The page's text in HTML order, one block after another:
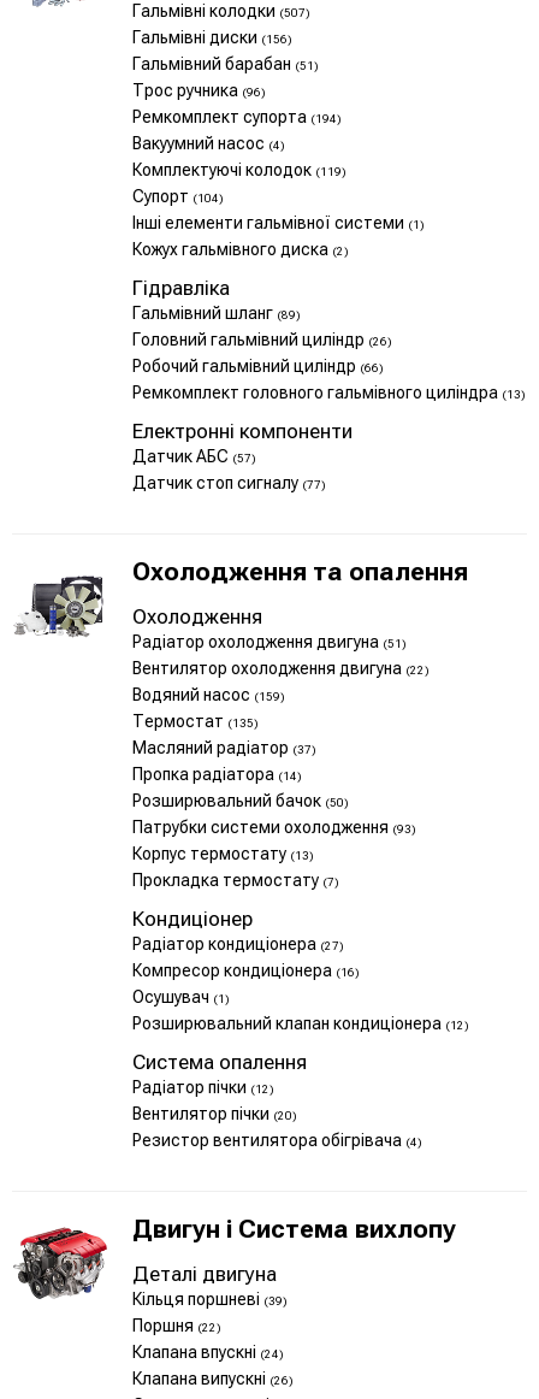
Гальмівні колодки (507)
Гальмівні диски (156)
Гальмівний барабан (51)
Трос ручника (96)
Ремкомплект супорта (194)
Вакуумний насос (4)
Комплектуючі колодок (119)
Супорт (104)
Інші елементи гальмівної системи (1)
Кожух гальмівного диска (2)
Гідравліка
Гальмівний шланг (89)
Головний гальмівний циліндр (26)
Робочий гальмівний циліндр (66)
Ремкомплект головного гальмівного циліндра (13)
Електронні компоненти
Датчик АБС (57)
Датчик стоп сигналу (77)
Охолодження та опалення
Охолодження
Радіатор охолодження двигуна (51)
Вентилятор охолодження двигуна (22)
Водяний насос (159)
Термостат (135)
Масляний радіатор (37)
Пропка радіатора (14)
Розширювальний бачок (50)
Патрубки системи охолодження (93)
Корпус термостату (13)
Прокладка термостату (7)
Кондиціонер
Радіатор кондиціонера (27)
Компресор кондиціонера (16)
Осушувач (1)
Розширювальний клапан кондиціонера (12)
Система опалення
Радіатор пічки (12)
Вентилятор пічки (20)
Резистор вентилятора обігрівача (4)
Двигун і Система вихлопу
Деталі двигуна
Кільця поршневі (39)
Поршня (22)
Клапана впускні (24)
Клапана випускні (26)